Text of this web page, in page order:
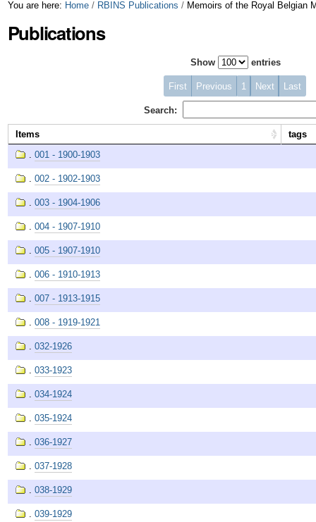
Skip
to
to
navigation
Personal
tools
You are here: Home / RBINS Publications / Memoirs of the Royal Belgian
Publications
Show entries
First Previous 1 Next Last
Search:
Items
tags
. 001 - 1900-1903
. 002 - 1902-1903
. 003 - 1904-1906
. 004 - 1907-1910
. 005 - 1907-1910
. 006 - 1910-1913
. 007 - 1913-1915
. 008 - 1919-1921
. 032-1926
. 033-1923
. 034-1924
. 035-1924
. 036-1927
. 037-1928
. 038-1929
. 039-1929